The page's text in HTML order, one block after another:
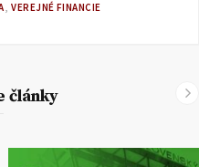
VEREJNÉ FINANCIE
články